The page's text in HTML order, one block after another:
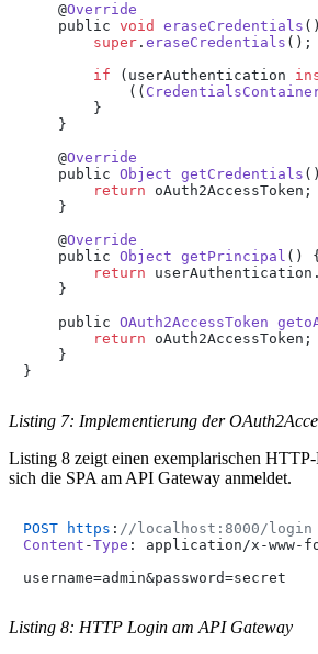
    @
Override
    public
void eraseCredentials (
super . eraseCredentials ();
if (userAuthentication
            ((
        }
    }
    @
Override
    public
Object getCredentials (
return oAuth2AccessToken;
    }
    @
Override
    public
Object getPrincipal ( ) {
return userAuthentication.
    }
    public
OAuth2AccessToken
return oAuth2AccessToken;
    }
}
Listing 7: Implementierung der
Listing 8 zeigt einen exemplarischen
sich die SPA am API Gateway anmeldet.
POST https : //localhost:8000/login
Content -Type : application/x-www-
username=admin&password=secret
Listing 8: HTTP Login am API Gateway